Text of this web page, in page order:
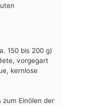
150 bis 200 g)
vorgegart
kernlose
Einölen der